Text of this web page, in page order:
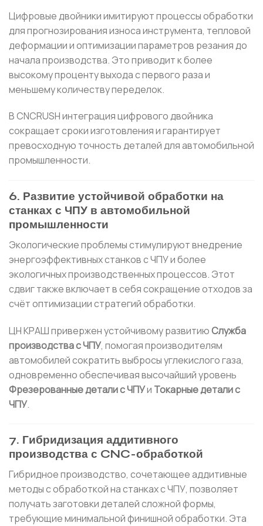
Цифровые двойники имитируют процессы обработки
для прогнозирования износа инструмента, тепловой
деформации и оптимизации параметров резания до
начала производства. Это приводит к более
высокому проценту выхода с первого раза и
меньшему количеству переделок.
В CNCRUSH интеграция цифрового двойника
сокращает сроки изготовления и гарантирует
превосходную точность деталей для автомобильной
промышленности.
6. Развитие устойчивой обработки на
станках с ЧПУ в автомобильной
промышленности
Экологические проблемы стимулируют внедрение
энергоэффективных станков с ЧПУ и более
экологичных производственных процессов. Этот
сдвиг также включает в себя сокращение отходов за
счёт оптимизации стратегий обработки.
ЦН КРАШ привержен устойчивому развитиюСлужба
производства с ЧПУ, помогая производителям
автомобилей сократить выбросы углекислого газа,
одновременно обеспечивая высочайший уровень
Фрезерованные детали с ЧПУи Токарные детали с
ЧПУ.
7. Гибридизация аддитивного
производства с CNC-обработкой
Гибридное производство, сочетающее аддитивные
методы с обработкой на станках с ЧПУ, позволяет
получать заготовки деталей сложной формы,
требующие минимальной финишной обработки. Эта